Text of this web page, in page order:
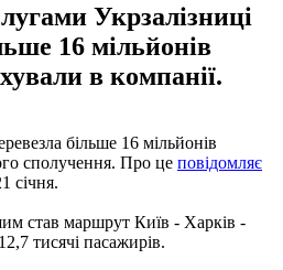
Укрзалізниці
16 мільйонів
в компанії.
більше 16 мільйонів
сполучення. Про це повідомляє
січня.
став маршрут Київ - Харків -
тисячі пасажирів.